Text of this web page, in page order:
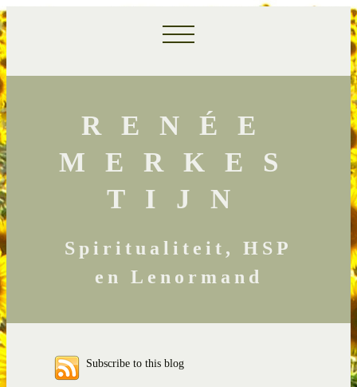
RENÉE
MERKES
TIJN
Spiritualiteit, HSP
en Lenormand
Subscribe to this blog